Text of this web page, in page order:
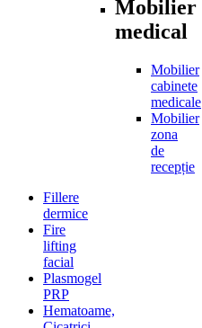
Mobilier
medical
Mobilier
cabinete
medicale
Mobilier
zona
de
recepție
Fillere
dermice
Fire
lifting
facial
Plasmogel
PRP
Hematoame,